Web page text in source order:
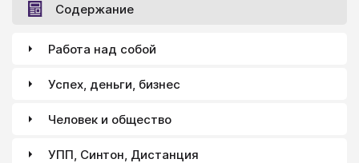
Содержание
Работа над собой
Успех, деньги, бизнес
Человек и общество
УПП, Синтон, Дистанция